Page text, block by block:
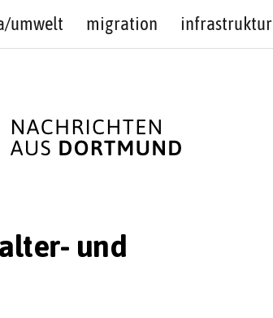
umwelt migration infrastruktur
und